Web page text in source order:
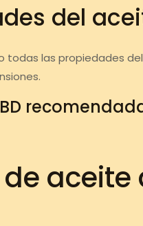
del
todas las propiedades
aceite